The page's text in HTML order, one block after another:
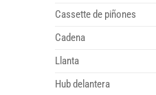
Cassette de piñones
Cadena
Llanta
Hub delantera